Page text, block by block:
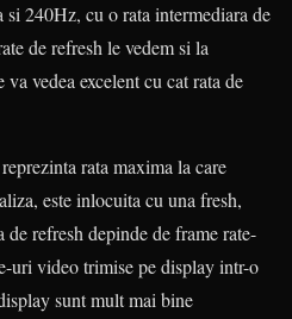
si 240Hz, cu o rata intermediara de
de refresh le vedem si la
vedea excelent cu cat rata de
rata maxima la care
este inlocuita cu una fresh,
de refresh depinde de frame rate-
uri video trimise pe display intr-o
sunt mult mai bine